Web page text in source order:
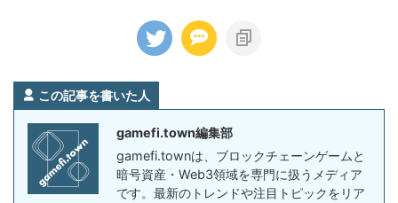
この記事を書いた人
gamefi.town編集部
gamefi.townは、ブロックチェーンゲームと
暗号資産・Web3領域を専門に扱うメディア
です。最新のトレンドや注目トピックをリア